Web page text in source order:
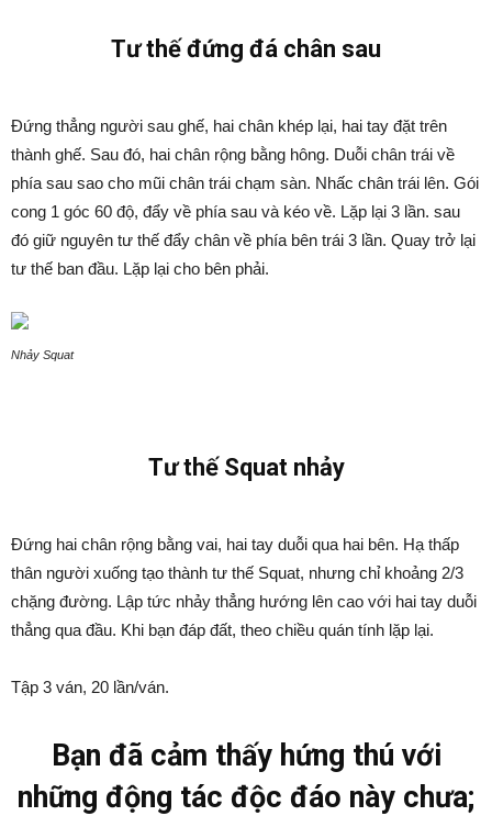
Tư thế đứng đá chân sau
Đứng thẳng người sau ghế, hai chân khép lại, hai tay đặt trên
thành ghế. Sau đó, hai chân rộng bằng hông. Duỗi chân trái về
phía sau sao cho mũi chân trái chạm sàn. Nhấc chân trái lên. Gói
cong 1 góc 60 độ, đẩy về phía sau và kéo về. Lặp lại 3 lần. sau
đó giữ nguyên tư thế đẩy chân về phía bên trái 3 lần. Quay trở lại
tư thế ban đầu. Lặp lại cho bên phải.
Nhảy Squat
Tư thế Squat nhảy
Đứng hai chân rộng bằng vai, hai tay duỗi qua hai bên. Hạ thấp
thân người xuống tạo thành tư thế Squat, nhưng chỉ khoảng 2/3
chặng đường. Lập tức nhảy thẳng hướng lên cao với hai tay duỗi
thẳng qua đầu. Khi bạn đáp đất, theo chiều quán tính lặp lại.
Tập 3 ván, 20 lần/ván.
Bạn đã cảm thấy hứng thú với
những động tác độc đáo này chưa;